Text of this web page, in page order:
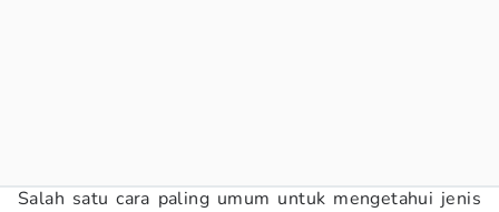
Salah satu cara paling umum untuk mengetahui jenis